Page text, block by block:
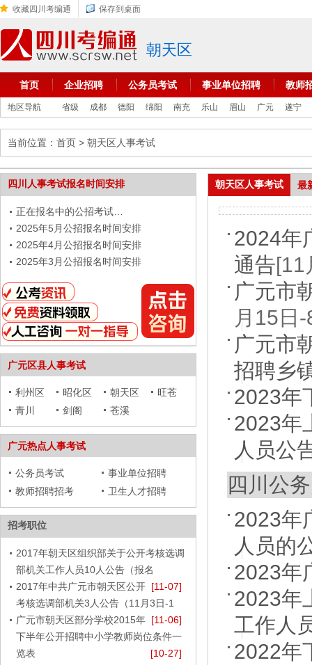
收藏四川考编通 保存到桌面
朝天区
首页 企业招聘 公务员考试 事业单位招聘 教师
地区导航 省级 成都 德阳 绵阳 南充 乐山 眉山 广元 遂宁
当前位置： 首页 > 朝天区人事考试
四川人事考试报名时间安排
正在报名中的公招考试…
2025年5月公招报名时间安排
2025年4月公招报名时间安排
2025年3月公招报名时间安排
>
广元区县人事考试
利州区 昭化区 朝天区
旺苍
青川
剑阁 苍溪
广元热点人事考试
公务员考试
事业单位招聘
教师招聘招考
卫生人才招聘
招考职位
2017年朝天区组织部关于公开考核选调
部机关工作人员10人公告（报名
[11-07]
2017年中共广元市朝天区公开
考核选调部机关3人公告（11月3日-1
[11-06]
广元市朝天区部分学校2015年
下半年公开招聘中小学教师岗位条件一
览表
[10-27]
朝天区人事考试 最
2024年
通告[11
广元市
月15日
广元市
招聘乡
2023年
2023年
人员公
四川公
2023年
人员的
2023年
2023年
工作人
2022年